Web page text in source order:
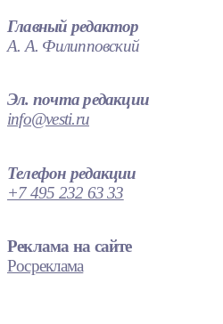
Главный редактор
А. А. Филипповский
Эл. почта редакции
info@vesti.ru
Телефон редакции
+7 495 232 63 33
Реклама на сайте
Росреклама